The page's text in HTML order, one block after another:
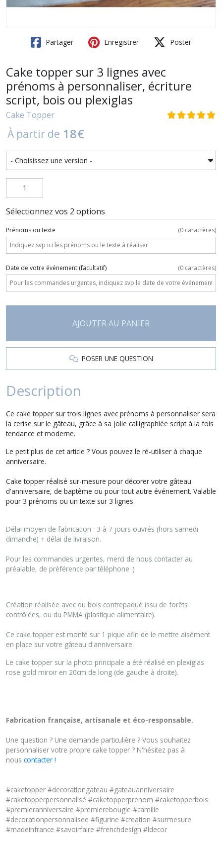
Partager Enregistrer Poster
Cake topper sur 3 lignes avec
prénoms à personnaliser, écriture
script, bois ou plexiglas
Cake Topper
À partir de 18€
Sélectionnez vos 2 options
Prénoms ou texte (0 caractères)
Date de votre événement (facultatif) (0 caractères)
AJOUTER AU PANIER
POSER UNE QUESTION
Description
Ce cake topper sur trois lignes avec prénoms à personnaliser sera
la cerise sur le gâteau, grâce à sa jolie calligraphiée script à la fois
tendance et moderne.
Le petit plus de cet article ? Vous pouvez le ré-utiliser à chaque
anniversaire.
Cake topper réalisé sur-mesure pour décorer votre gâteau
d'anniversaire, de baptême ou pour tout autre événement. Valable
pour 3 prénoms ou un texte sur 3 lignes.
Délai moyen de fabrication : 3 à 7 jours ouvrés (hors samedi
dimanche) + délai de livraison.
Pour les commandes urgentes, merci de nous contacter au
préalable, de préférence par téléphone :)
Création réalisée avec du bois contrepaqué issu de forêts
contrôlées, ou du PMMA (plastique alimentaire).
Ce cake topper est monté sur 1 pique afin de le mettre aisément
en place sur votre gâteau d'anniversaire.
Le cake topper sur la photo principale a été réalisé en plexiglas
rose gold miroir en 20cm de long (de gauche à droite).
Fabrication française, artisanale et éco-responsable.
Une question ? Une demande particulière ? Vous souhaitez
personnaliser votre propre cake topper ? N'hésitez pas à
nous contacter !
#caketopper #decorationgateau #gateauanniversaire
#caketopperpersonnalisé #caketopperprenom #caketopperbois
#premieranniversaire #premierebougie #camille
#decorationpersonnalisee #figurine #creation #surmesure
#madeinfrance #savoirfaire #frenchdesign #ldecor